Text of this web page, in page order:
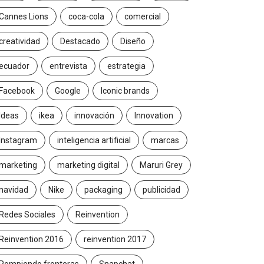
07/16 2026/06/23
Lions coca-cola comercial
Destacado Diseño
entrevista estrategia
Google Iconic brands
ikea innovación Innovation
inteligencia artificial marcas
marketing digital Maruri Grey
Nike packaging publicidad
Sociales Reinvention
2016 reinvention 2017